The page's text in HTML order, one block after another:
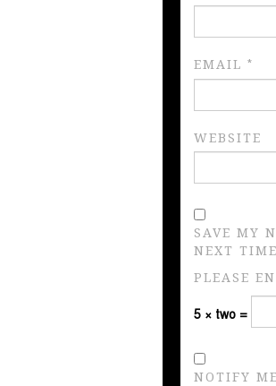
EMAIL *
WEBSITE
SAVE MY
NEXT
PLEASE
5 × two =
NOTIFY